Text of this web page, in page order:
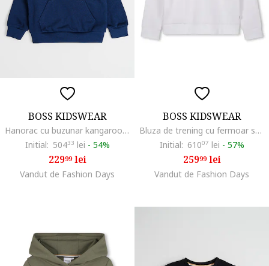
BOSS KIDSWEAR
Hanorac cu buzunar kangaroo, Bleumarin
Initial: 50433 lei - 54%
22999lei
Vandut de Fashion Days
BOSS KIDSWEAR
Bluza de trening cu fermoar scurt, Alb optic
Initial: 61007 lei - 57%
25999lei
Vandut de Fashion Days